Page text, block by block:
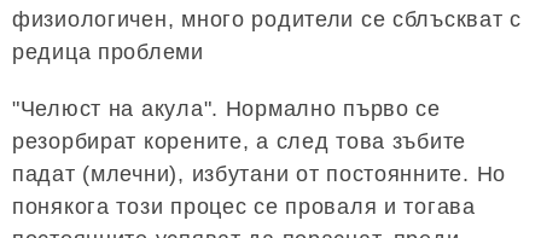
физиологичен, много родители се сблъскват с
редица проблеми
"Челюст на акула". Нормално първо се
резорбират корените, а след това зъбите
падат (млечни), избутани от постоянните. Но
понякога този процес се проваля и тогава